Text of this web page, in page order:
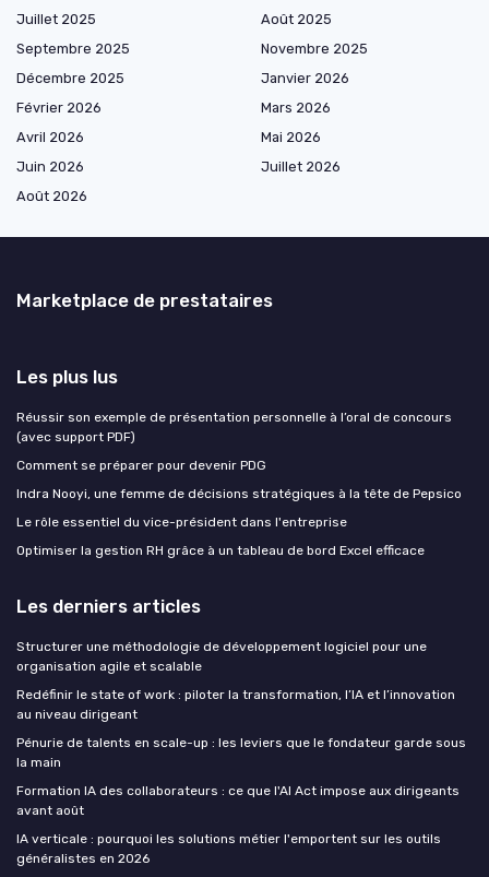
Juillet 2025
Août 2025
Septembre 2025
Novembre 2025
Décembre 2025
Janvier 2026
Février 2026
Mars 2026
Avril 2026
Mai 2026
Juin 2026
Juillet 2026
Août 2026
Marketplace de prestataires
Les plus lus
Réussir son exemple de présentation personnelle à l’oral de concours
(avec support PDF)
Comment se préparer pour devenir PDG
Indra Nooyi, une femme de décisions stratégiques à la tête de Pepsico
Le rôle essentiel du vice-président dans l'entreprise
Optimiser la gestion RH grâce à un tableau de bord Excel efficace
Les derniers articles
Structurer une méthodologie de développement logiciel pour une
organisation agile et scalable
Redéfinir le state of work : piloter la transformation, l’IA et l’innovation
au niveau dirigeant
Pénurie de talents en scale-up : les leviers que le fondateur garde sous
la main
Formation IA des collaborateurs : ce que l'AI Act impose aux dirigeants
avant août
IA verticale : pourquoi les solutions métier l'emportent sur les outils
généralistes en 2026